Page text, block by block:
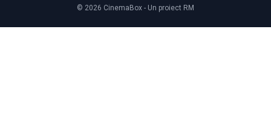
© 2026 CinemaBox - Un proiect RM